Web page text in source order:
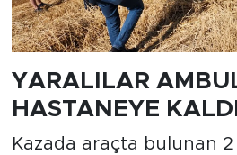
YARALILAR
HASTANEYE
Kazada araçta bulunan 2